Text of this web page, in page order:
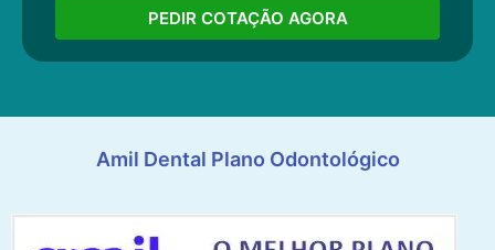
PEDIR COTAÇÃO AGORA
Amil Dental Plano Odontológico